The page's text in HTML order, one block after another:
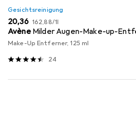
Gesichtsreinigung
EUR
20,36 EUR
162,88/1l
Avène Milder Augen-Make-up-
Make-Up Entferner, 125 ml
24